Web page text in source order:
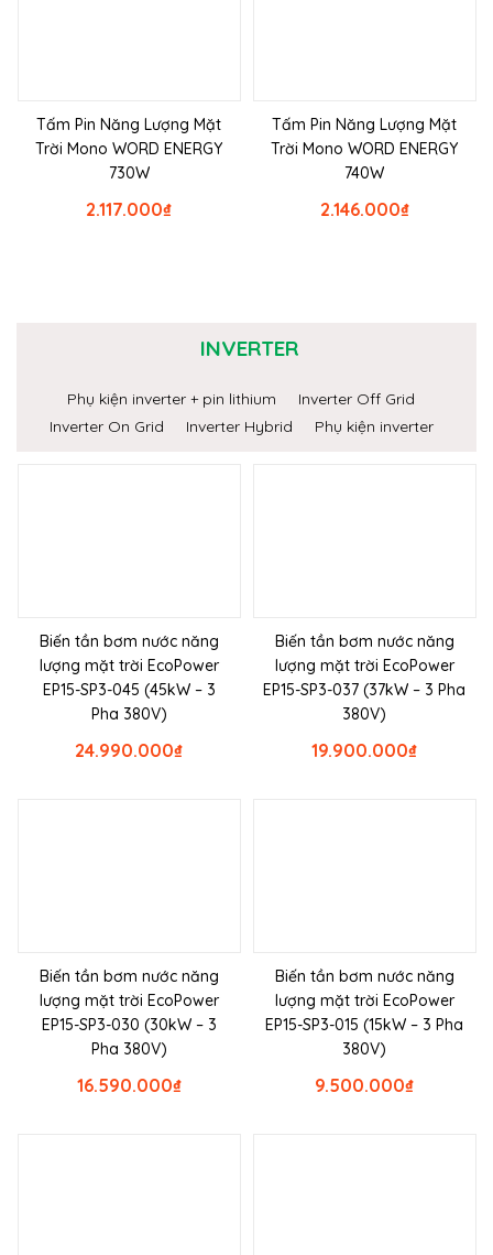
Tấm Pin Năng Lượng Mặt
Trời Mono WORD ENERGY
730W
₫
2.117.000
Tấm Pin Năng Lượng Mặt
Trời Mono WORD ENERGY
740W
₫
2.146.000
INVERTER
Phụ kiện inverter + pin lithium
Inverter Off Grid
Inverter On Grid
Inverter Hybrid Phụ kiện inverter
Biến tần bơm nước năng
lượng mặt trời EcoPower
EP15-SP3-045 (45kW – 3
Pha 380V)
₫
24.990.000
Biến tần bơm nước năng
lượng mặt trời EcoPower
EP15-SP3-037 (37kW – 3 Pha
380V)
₫
19.900.000
Biến tần bơm nước năng
lượng mặt trời EcoPower
EP15-SP3-030 (30kW – 3
Pha 380V)
₫
16.590.000
Biến tần bơm nước năng
lượng mặt trời EcoPower
EP15-SP3-015 (15kW – 3 Pha
380V)
₫
9.500.000